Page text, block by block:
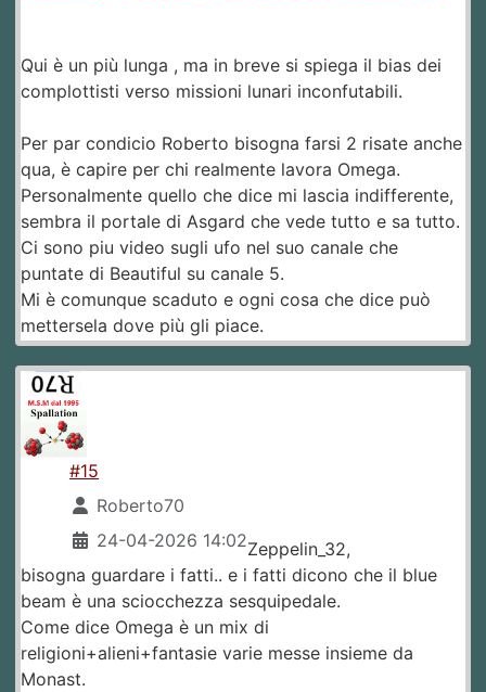
Qui è un più lunga , ma in breve si spiega il bias dei
complottisti verso missioni lunari inconfutabili.
Per par condicio Roberto bisogna farsi 2 risate anche
qua, è capire per chi realmente lavora Omega.
Personalmente quello che dice mi lascia indifferente,
sembra il portale di Asgard che vede tutto e sa tutto.
Ci sono piu video sugli ufo nel suo canale che
puntate di Beautiful su canale 5.
Mi è comunque scaduto e ogni cosa che dice può
mettersela dove più gli piace.
#15
Roberto70
24-04-2026 14:02Zeppelin_32,
bisogna guardare i fatti.. e i fatti dicono che il blue
beam è una sciocchezza sesquipedale.
Come dice Omega è un mix di
religioni+alieni+fantasie varie messe insieme da
Monast.